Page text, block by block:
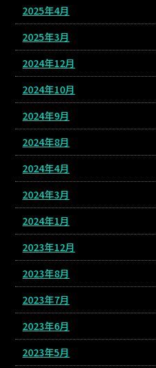
2025年4月
2025年3月
2024年12月
2024年10月
2024年9月
2024年8月
2024年4月
2024年3月
2024年1月
2023年12月
2023年8月
2023年7月
2023年6月
2023年5月